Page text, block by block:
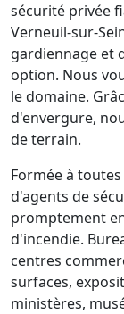
sécurité privée
Verneuil-sur-
gardiennage et
option. Nous
le domaine.
d'envergure,
de terrain.
Formée à
d'agents de
promptement
d'incendie.
centres
surfaces,
ministères,